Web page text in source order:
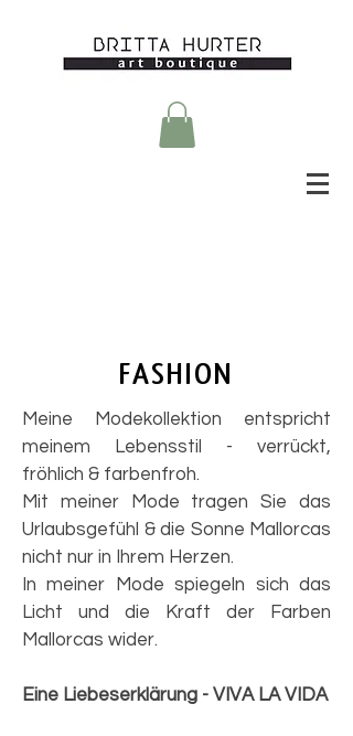
FASHION
Meine Modekollektion entspricht
meinem Lebensstil - verrückt,
fröhlich & farbenfroh.
Mit meiner Mode tragen Sie das
Urlaubsgefühl & die Sonne Mallorcas
nicht nur in Ihrem Herzen.
In meiner Mode spiegeln sich das
Licht und die Kraft der Farben
Mallorcas wider.
Eine Liebeserklärung - VIVA LA VIDA